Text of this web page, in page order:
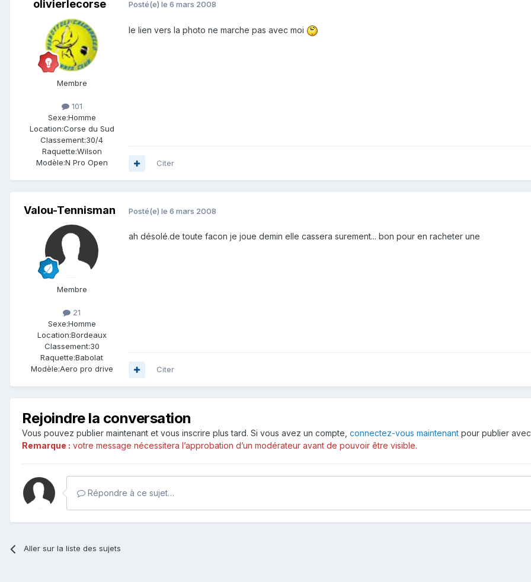
olivierlecorse
Membre
101
Sexe:Homme
Location:Corse du Sud
Classement:30/4
Raquette:Wilson
Modèle:N Pro Open
Posté(e) le 6 mars 2008
le lien vers la photo ne marche pas avec moi
Citer
Valou-Tennisman
Membre
21
Sexe:Homme
Location:Bordeaux
Classement:30
Raquette:Babolat
Modèle:Aero pro drive
Posté(e) le 6 mars 2008
ah désolé.de toute facon je joue demin elle cassera surement... bon pour en racheter une
Citer
Rejoindre la conversation
Vous pouvez publier maintenant et vous inscrire plus tard. Si vous avez un compte, connectez-vous maintenant pour publier
Remarque : votre message nécessitera l’approbation d’un modérateur avant de pouvoir être visible.
Répondre à ce sujet…
Aller sur la liste des sujets